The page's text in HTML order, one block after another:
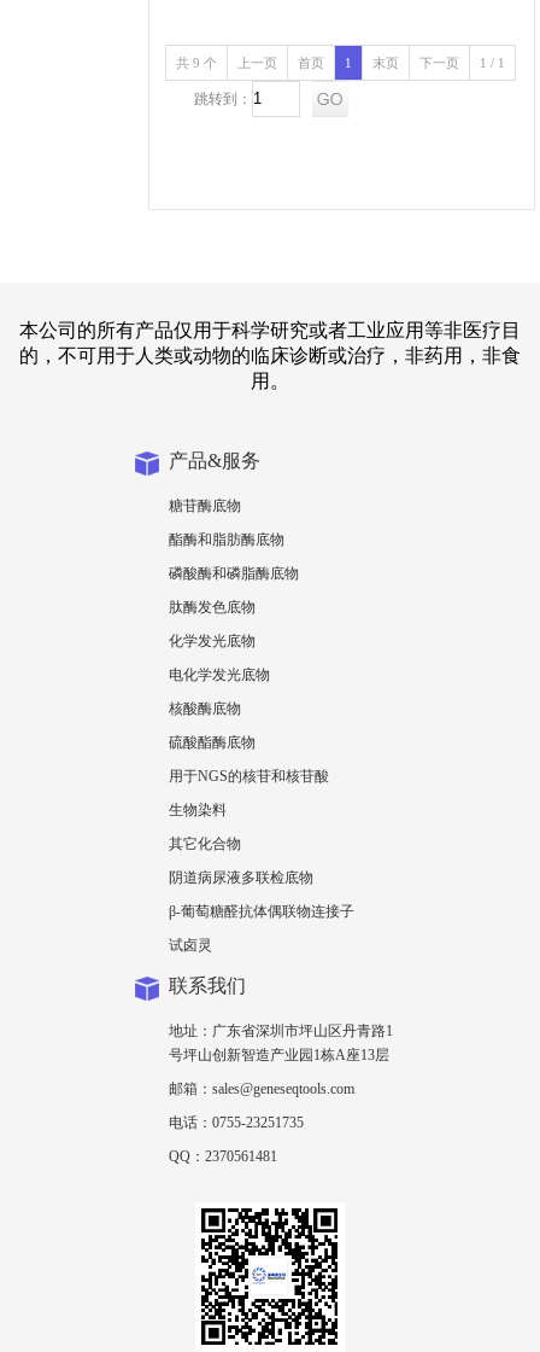
共 9 个 上一页 首页 1 末页 下一页 1 / 1
跳转到：
本公司的所有产品仅用于科学研究或者工业应用等非医疗目
的，不可用于人类或动物的临床诊断或治疗，非药用，非食
用。
产品&服务
糖苷酶底物
酯酶和脂肪酶底物
磷酸酶和磷脂酶底物
肽酶发色底物
化学发光底物
电化学发光底物
核酸酶底物
硫酸酯酶底物
用于NGS的核苷和核苷酸
生物染料
其它化合物
阴道病尿液多联检底物
β-葡萄糖醛抗体偶联物连接子
试卤灵
联系我们
地址：广东省深圳市坪山区丹青路1
号坪山创新智造产业园1栋A座13层
邮箱：sales@geneseqtools.com
电话：0755-23251735
QQ：2370561481